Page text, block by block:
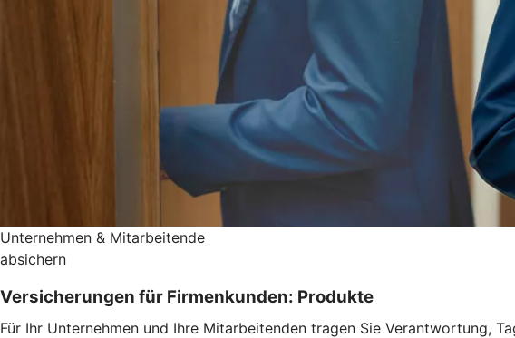
Unternehmen & Mitarbeitende
absichern
Versicherungen für Firmenkunden: Produkte
Für Ihr Unternehmen und Ihre Mitarbeitenden tragen Sie Verantwortung,